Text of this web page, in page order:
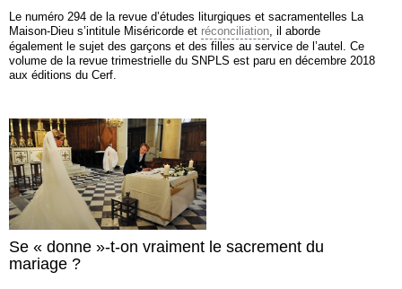
Le numéro 294 de la revue d’études liturgiques et sacramentelles La
Maison-Dieu s’intitule Miséricorde et réconciliation, il aborde
également le sujet des garçons et des filles au service de l’autel. Ce
volume de la revue trimestrielle du SNPLS est paru en décembre 2018
aux éditions du Cerf.
Se « donne »-t-on vraiment le sacrement du
mariage ?